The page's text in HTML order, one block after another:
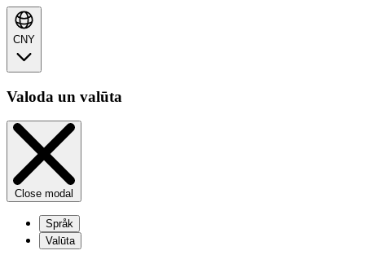
CNY
Valoda un valūta
Close modal
Språk
Valūta